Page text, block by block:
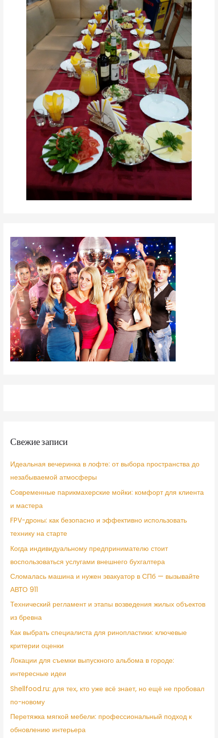
Свежие записи
Идеальная вечеринка в лофте: от выбора пространства до
незабываемой атмосферы
Современные парикмахерские мойки: комфорт для клиента
и мастера
FPV-дроны: как безопасно и эффективно использовать
технику на старте
Когда индивидуальному предпринимателю стоит
воспользоваться услугами внешнего бухгалтера
Сломалась машина и нужен эвакуатор в СПб — вызывайте
АВТО 911
Технический регламент и этапы возведения жилых объектов
из бревна
Как выбрать специалиста для ринопластики: ключевые
критерии оценки
Локации для съемки выпускного альбома в городе:
интересные идеи
Shellfood.ru: для тех, кто уже всё знает, но ещё не пробовал
по-новому
Перетяжка мягкой мебели: профессиональный подход к
обновлению интерьера